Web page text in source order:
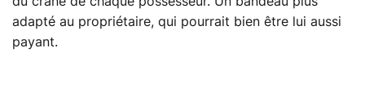
adapté au propriétaire, qui pourrait bien être lui aussi
payant.